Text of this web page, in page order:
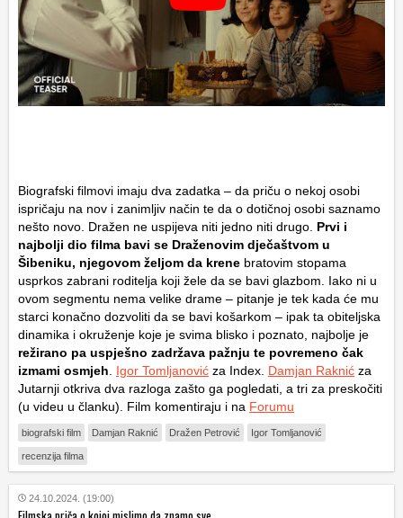
Biografski filmovi imaju dva zadatka – da priču o nekoj osobi
ispričaju na nov i zanimljiv način te da o dotičnoj osobi saznamo
nešto novo. Dražen ne uspijeva niti jedno niti drugo. Prvi i
najbolji dio filma bavi se Draženovim dječaštvom u
Šibeniku, njegovom željom da krene bratovim stopama
usprkos zabrani roditelja koji žele da se bavi glazbom. Iako ni u
ovom segmentu nema velike drame – pitanje je tek kada će mu
starci konačno dozvoliti da se bavi košarkom – ipak ta obiteljska
dinamika i okruženje koje je svima blisko i poznato, najbolje je
režirano pa uspješno zadržava pažnju te povremeno čak
izmami osmjeh
Igor Tomljanović za Index. Damjan Raknić za
Jutarnji otkriva dva razloga zašto ga pogledati, a tri za preskočiti
(u videu u članku). Film komentiraju i na Forumu
biografski film Damjan Raknić Dražen Petrović Igor Tomljanović
recenzija filma
24.10.2024. (19:00)